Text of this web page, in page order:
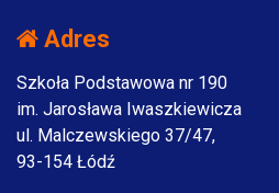
Adres
Szkoła Podstawowa nr 190
im. Jarosława Iwaszkiewicza
ul. Malczewskiego 37/47,
93-154 Łódź